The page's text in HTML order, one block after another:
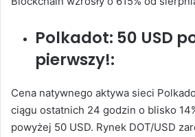
Polkadot: 50 USD
pierwszy!:
Cena natywnego aktywa sieci
ciągu ostatnich 24 godzin o blisko
powyżej 50 USD. Rynek DOT/USD